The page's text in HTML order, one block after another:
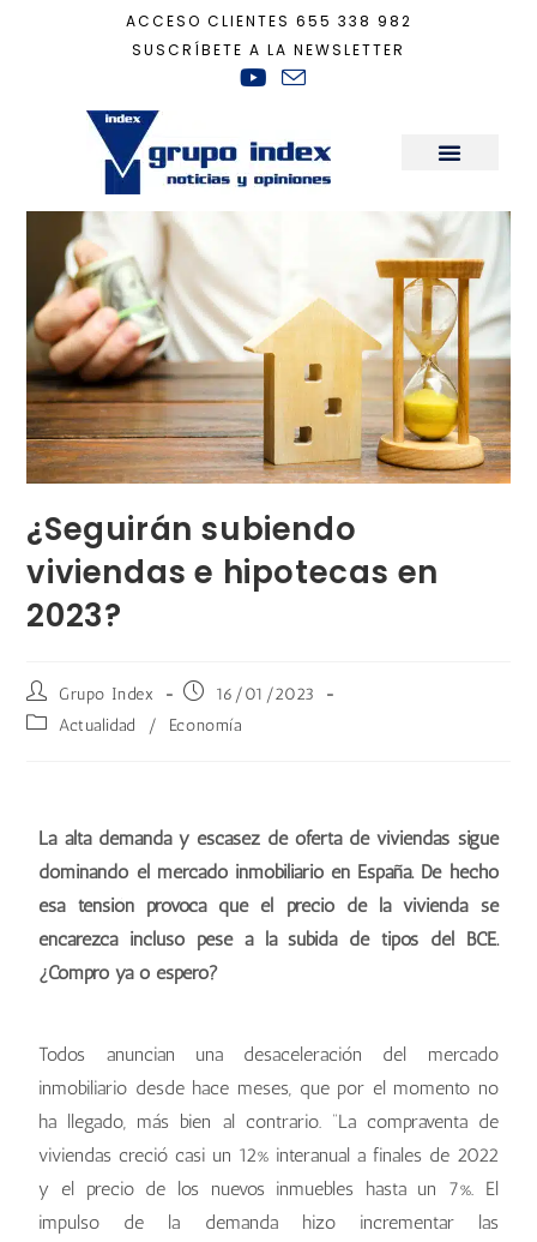
ACCESO CLIENTES 655 338 982
SUSCRÍBETE A LA NEWSLETTER
Actualidad
¿Seguirán subiendo
viviendas e hipotecas en
2023?
Grupo Index
16/01/2023
Actualidad
/ Economía
La alta demanda y escasez de oferta de viviendas sigue
dominando el mercado inmobiliario en España. De hecho
esa tensión provoca que el precio de la vivienda se
encarezca incluso pese a la subida de tipos del BCE.
¿Compro ya o espero?
Todos anuncian una desaceleración del mercado
inmobiliario desde hace meses, que por el momento no
ha llegado, más bien al contrario. “La compraventa de
viviendas creció casi un 12% interanual a finales de 2022
y el precio de los nuevos inmuebles hasta un 7%. El
impulso de la demanda hizo incrementar las